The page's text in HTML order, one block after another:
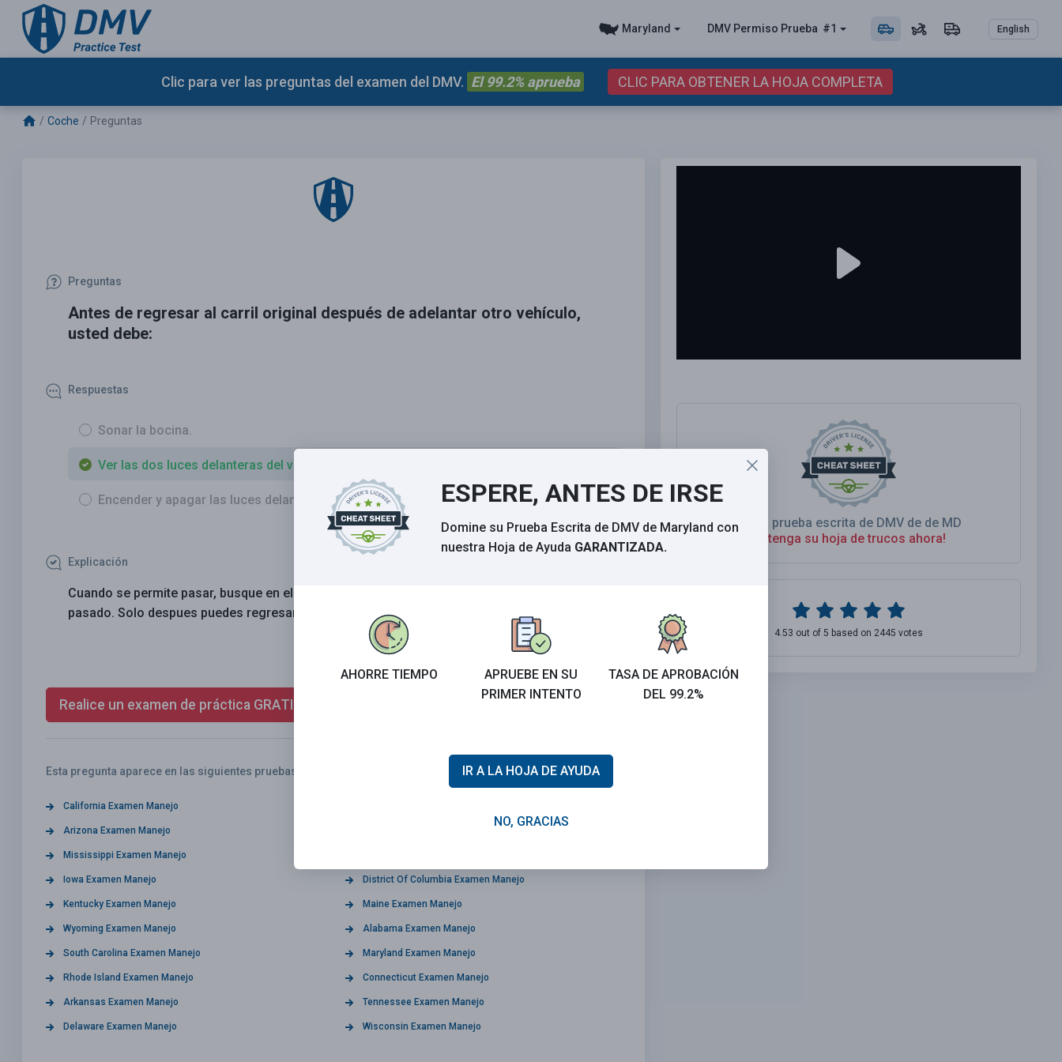
Maryland DMV Permiso Prueba #1 English
Clic para ver las preguntas del examen del DMV. El 99.2% aprueba CLIC PARA OBTENER LA HOJA COMPLETA
Coche Preguntas
Preguntas
Antes de regresar al carril original después de adelantar otro vehículo,
usted debe:
Respuestas
Sonar la bocina.
Ver las dos luces delanteras del vehículo adelantado en su espejo retrovisor.
Encender y apagar las luces delanteras.
Explicación
Cuando se permite pasar, busque en el espejo retrovisor los dos faros del vehículo que has
pasado. Solo despues puedes regresar de manera segura al carril original.
Realice un examen de práctica GRATIS ahora
Esta pregunta aparece en las siguientes pruebas:
California Examen Manejo
Arizona Examen Manejo
Mississippi Examen Manejo
Iowa Examen Manejo District Of Columbia Examen Manejo
Kentucky Examen Manejo Maine Examen Manejo
Wyoming Examen Manejo Alabama Examen Manejo
South Carolina Examen Manejo Maryland Examen Manejo
Rhode Island Examen Manejo Connecticut Examen Manejo
Arkansas Examen Manejo Tennessee Examen Manejo
Delaware Examen Manejo Wisconsin Examen Manejo
As Su prueba escrita de DMV de de MD
Obtenga su hoja de trucos ahora!
4.53 out of 5 based on 2445 votes
ESPERE, ANTES DE IRSE
Domine su Prueba Escrita de DMV de Maryland con
nuestra Hoja de Ayuda GARANTIZADA.
AHORRE TIEMPO
APRUEBE EN SU
PRIMER INTENTO
TASA DE APROBACIÓN
DEL 99.2%
IR A LA HOJA DE AYUDA
NO, GRACIAS